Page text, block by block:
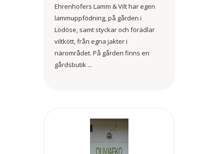
Ehrenhofers Lamm & Vilt har egen
lammuppfödning, på gården i
Lödöse, samt styckar och förädlar
viltkött, från egna jakter i
närområdet. På gården finns en
gårdsbutik ...